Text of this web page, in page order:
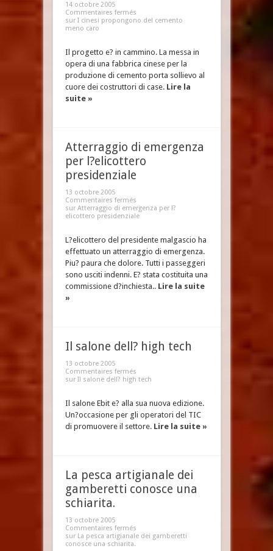
14 octobre 2005
Commentaires fermés
sur I cinesi propongono del cemento
meno caro
Il progetto e? in cammino. La messa in
opera di una fabbrica cinese per la
produzione di cemento porta sollievo al
cuore dei costruttori di case. Lire la
suite »
Atterraggio di emergenza
per l?elicottero
presidenziale
13 octobre 2005
Commentaires fermés
sur Atterraggio di emergenza per l?
elicottero presidenziale
L?elicottero del presidente malgascio ha
effettuato un atterraggio di emergenza.
Piu? paura che dolore. Tutti i passeggeri
sono usciti indenni. E? stata costituita una
commissione d?inchiesta.. Lire la suite
»
Il salone dell? high tech
13 octobre 2005
Commentaires fermés
sur Il salone dell? high tech
Il salone Ebit e? alla sua nuova edizione.
Un?occasione per gli operatori del TIC
di promuovere il settore. Lire la suite »
La pesca artigianale dei
gamberetti conosce una
schiarita.
13 octobre 2005
Commentaires fermés
sur La pesca artigianale dei gamberetti
conosce una schiarita.